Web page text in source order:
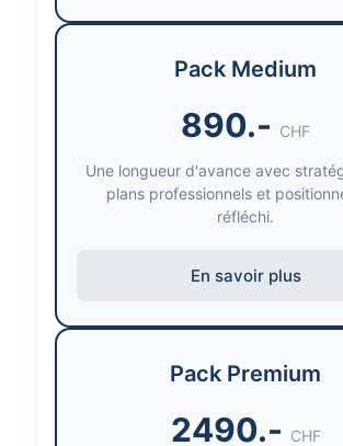
Pack Medium
890.- CHF
Une longueur d'avance avec
plans professionnels et
réfléchi.
En savoir plus
Pack Premium
2490.- CHF